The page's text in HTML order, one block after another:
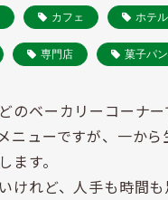
カフェ ホテ
専門店 菓子パン
のベーカリーコーナ
ニューですが、一か
ます。
けれど、人手も時間